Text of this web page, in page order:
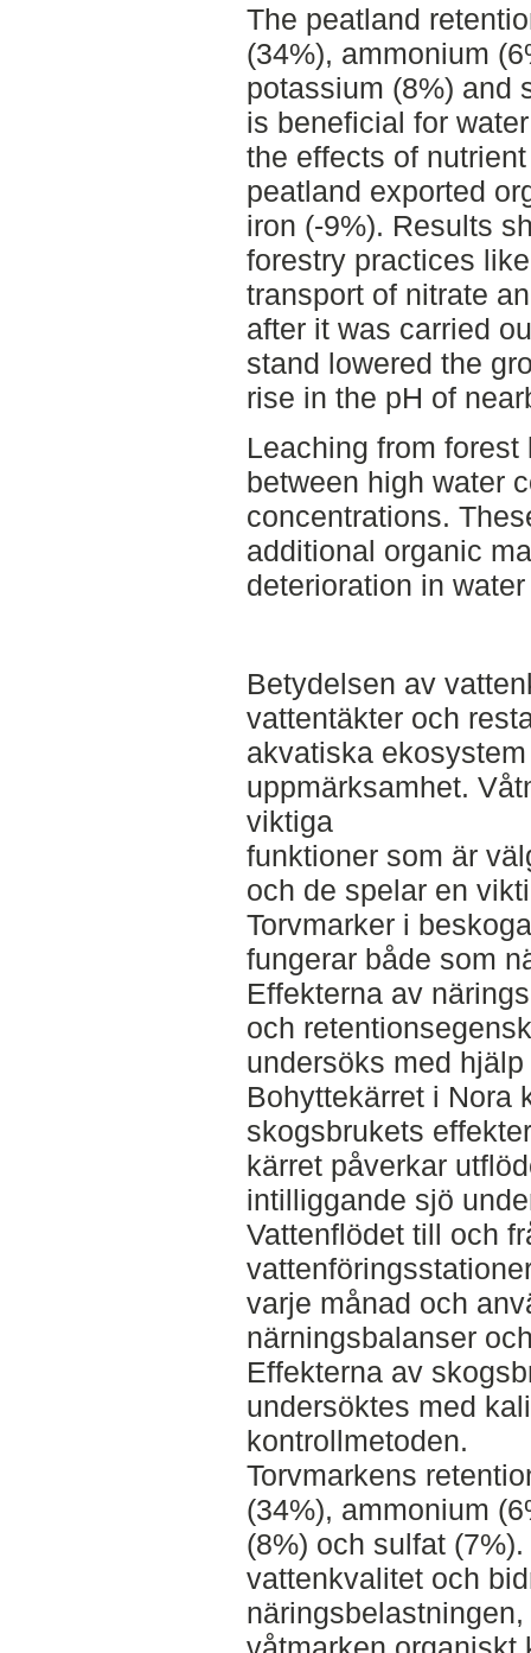
The peatland
(34%), ammonium
potassium (8%) and
is beneficial for
the effects of
peatland exported
iron (-9%). Results
forestry practices
transport of nitrate
after it was carried
stand lowered the
rise in the pH of
Leaching from
between high water
concentrations.
additional organic
deterioration in
Betydelsen av
vattentäkter och
akvatiska
uppmärksamhet.
viktiga
funktioner som är
och de spelar en
Torvmarker i
fungerar både som
Effekterna av
och
undersöks med
Bohyttekärret i Nora
skogsbrukets
kärret påverkar
intilliggande sjö
Vattenflödet till och
varje månad och
närningsbalanser
Effekterna av
undersöktes med
kontrollmetoden.
Torvmarkens
(34%), ammonium
(8%) och sulfat
vattenkvalitet och